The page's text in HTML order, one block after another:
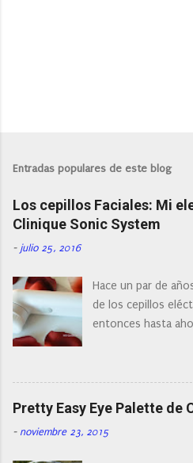
l
a
r
u
n
o
m
e
n
t
a
o
Entradas populares de este blog
Los cepillos Faciales: Mi
Clinique Sonic System
- julio 25, 2016
Hace un par de
de los cepillos
entonces hasta
con diferentes
cepillos de
naturalmente de
actualidad tal
compra debemos
Pretty Easy Eye Palette de
- noviembre 23, 2015